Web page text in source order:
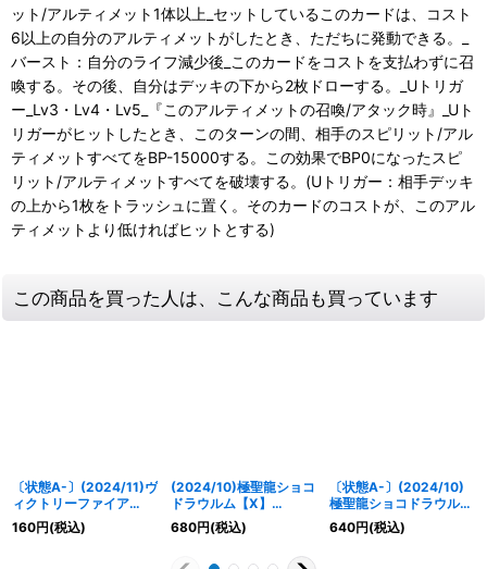
ット/アルティメット1体以上_セットしているこのカードは、コスト
6以上の自分のアルティメットがしたとき、ただちに発動できる。_
バースト：自分のライフ減少後_このカードをコストを支払わずに召
喚する。その後、自分はデッキの下から2枚ドローする。_Uトリガ
ー_Lv3・Lv4・Lv5_『このアルティメットの召喚/アタック時』_Uト
リガーがヒットしたとき、このターンの間、相手のスピリット/アル
ティメットすべてをBP-15000する。この効果でBP0になったスピ
リット/アルティメットすべてを破壊する。(Uトリガー：相手デッキ
の上から1枚をトラッシュに置く。そのカードのコストが、このアル
ティメットより低ければヒットとする)
この商品を買った人は、こんな商品も買っています
〔状態A-〕(2024/11)ヴ
ィクトリーファイア
LT(Xレア仕様)【R】
{BSC45-095}《赤》
160円(税込)
(2024/10)極聖龍ショコ
ドラウルム【X】
{BS67-X08}《黄》
680円(税込)
〔状態A-〕(2024/10)
極聖龍ショコドラウルム
【X】{BS67-X08}
《黄》
640円(税込)